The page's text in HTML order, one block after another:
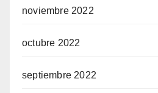
noviembre 2022
octubre 2022
septiembre 2022